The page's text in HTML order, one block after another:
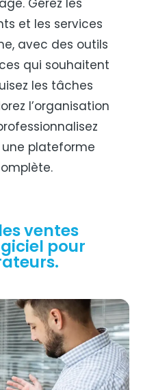
et les services
avec des outils
qui souhaitent
les tâches
l’organisation
plateforme
ventes
pour